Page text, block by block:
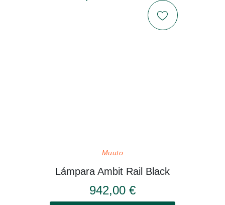
Muuto
Lámpara Ambit Rail Black
942,00 €